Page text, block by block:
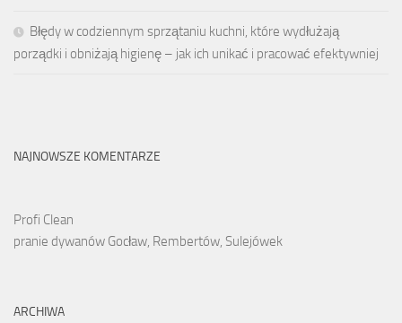
Błędy w codziennym sprzątaniu kuchni, które wydłużają
porządki i obniżają higienę – jak ich unikać i pracować efektywniej
NAJNOWSZE KOMENTARZE
Profi Clean
pranie dywanów Gocław, Rembertów, Sulejówek
ARCHIWA